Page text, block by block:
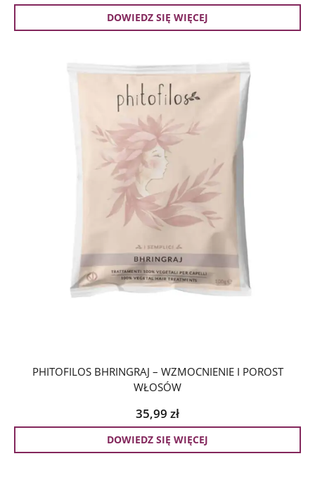
DOWIEDZ SIĘ WIĘCEJ
PHITOFILOS BHRINGRAJ – WZMOCNIENIE I POROST
WŁOSÓW
35,99 zł
DOWIEDZ SIĘ WIĘCEJ